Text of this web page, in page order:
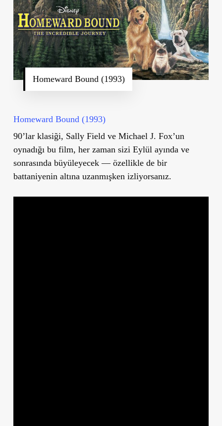
Homeward Bound (1993)
Homeward Bound (1993)
90’lar klasiği, Sally Field ve Michael J. Fox’un
oynadığı bu film, her zaman sizi Eylül ayında ve
sonrasında büyüleyecek — özellikle de bir
battaniyenin altına uzanmışken izliyorsanız.